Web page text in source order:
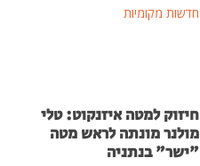
חדשות מקומיות
חיזוק למטה איזנקוט: טלי
מולנר מונתה לראש מטה
"ישר" בנתניה